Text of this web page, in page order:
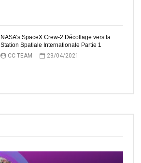
NASA’s SpaceX Crew-2 Décollage vers la
Station Spatiale Internationale Partie 1
CC TEAM
23/04/2021